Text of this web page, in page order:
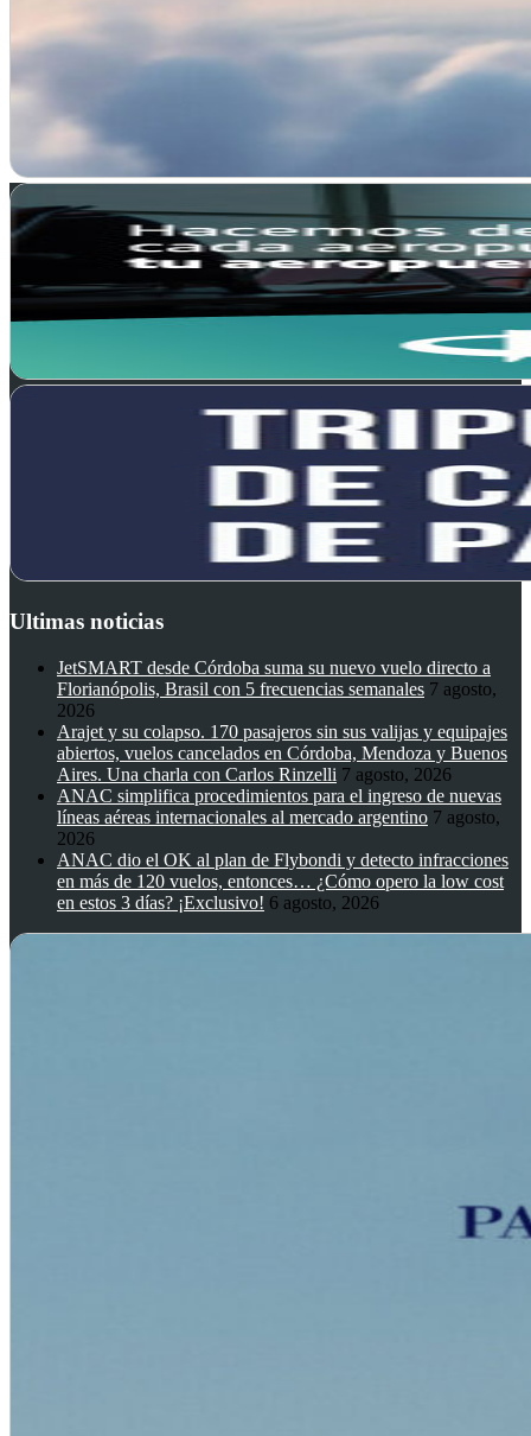
Ultimas noticias
JetSMART desde Córdoba suma su nuevo vuelo directo a
Florianópolis, Brasil con 5 frecuencias semanales 7 agosto,
2026
Arajet y su colapso. 170 pasajeros sin sus valijas y equipajes
abiertos, vuelos cancelados en Córdoba, Mendoza y Buenos
Aires. Una charla con Carlos Rinzelli 7 agosto, 2026
ANAC simplifica procedimientos para el ingreso de nuevas
líneas aéreas internacionales al mercado argentino 7 agosto,
2026
ANAC dio el OK al plan de Flybondi y detecto infracciones
en más de 120 vuelos, entonces… ¿Cómo opero la low cost
en estos 3 días? ¡Exclusivo! 6 agosto, 2026